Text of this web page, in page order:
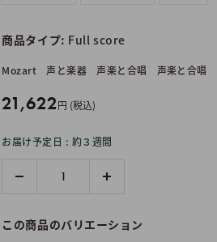
商品タイプ: Full score
Mozart 声と楽器 声楽と合唱 声楽と合唱
販
価
格
21,622円 (税込)
お届け予定日 : 約３週間
この商品のバリエーション